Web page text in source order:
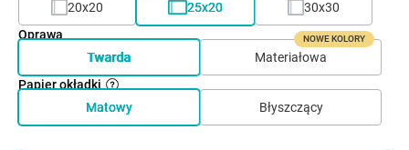
20x20
25x20
30x30
Oprawa
Twarda
Materiałowa
NOWE KOLORY
Papier okładki
Matowy
Błyszczący